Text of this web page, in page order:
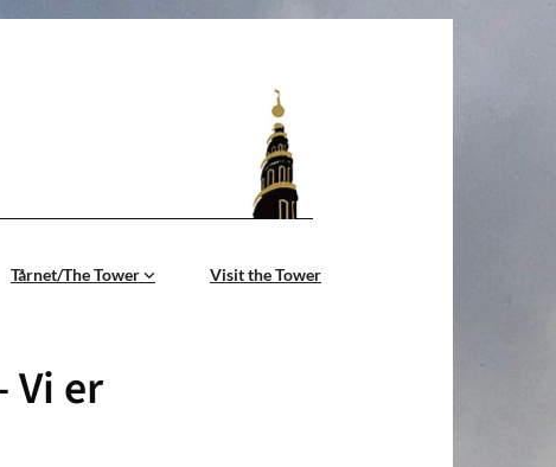
Tårnet/The Tower Visit the Tower
Vi er